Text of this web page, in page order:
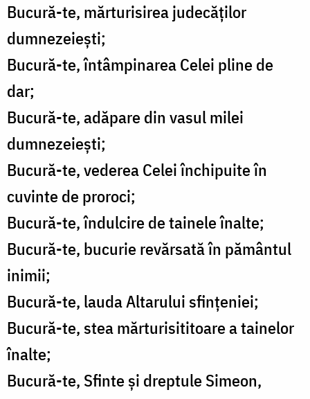
Bucură-te, mărturisirea judecăților
dumnezeiești;
Bucură-te, întâmpinarea Celei pline de
dar;
Bucură-te, adăpare din vasul milei
dumnezeiești;
Bucură-te, vederea Celei închipuite în
cuvinte de proroci;
Bucură-te, îndulcire de tainele înalte;
Bucură-te, bucurie revărsată în pământul
inimii;
Bucură-te, lauda Altarului sfințeniei;
Bucură-te, stea mărturisititoare a tainelor
înalte;
Bucură-te, Sfinte și dreptule Simeon,